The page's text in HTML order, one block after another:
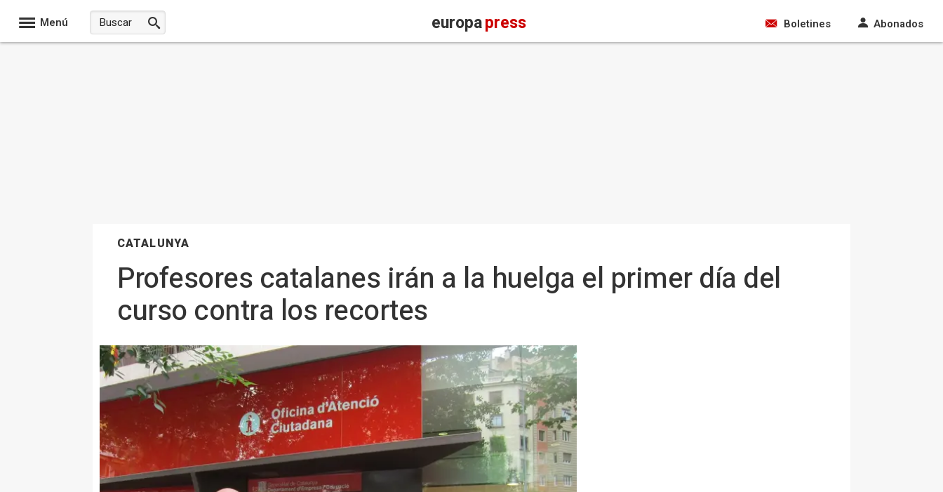
Menú europapress Boletines Abonados
CATALUNYA
Profesores catalanes irán a la huelga el primer día del
curso contra los recortes